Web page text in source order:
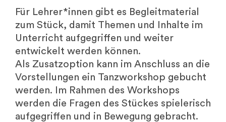
Für Lehrer*innen gibt es Begleitmaterial
zum Stück, damit Themen und Inhalte im
Unterricht aufgegriffen und weiter
entwickelt werden können.
Als Zusatzoption kann im Anschluss an die
Vorstellungen ein Tanzworkshop gebucht
werden. Im Rahmen des Workshops
werden die Fragen des Stückes spielerisch
aufgegriffen und in Bewegung gebracht.